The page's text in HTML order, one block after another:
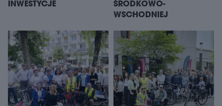
INWESTYCJE
ŚRODKOWO-
WSCHODNIEJ